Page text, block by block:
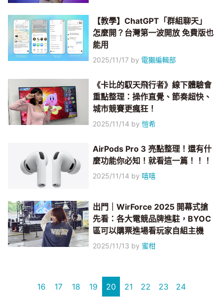
【教學】ChatGPT「群組聊天」
怎麼開？台灣第一波開放 免費版也
能用
2025/11/17 by 電獺編輯部
《卡比的馭天飛行者》線下體驗會
重點整理：操作直覺、節奏超快、
城市競賽更瘋狂！
2025/11/14 by愷希
AirPods Pro 3 亮點整理！還有什
麼功能你必知！就看這一篇！！！
2025/11/14 by 嘻嘻
出門｜WirForce 2025 開幕式搶
先看：各大電競品牌進駐，BYOC
區可以購票進場看玩家自組主機
2025/11/13 by 蜜柑
16 17 18 19 20 21 22 23 24